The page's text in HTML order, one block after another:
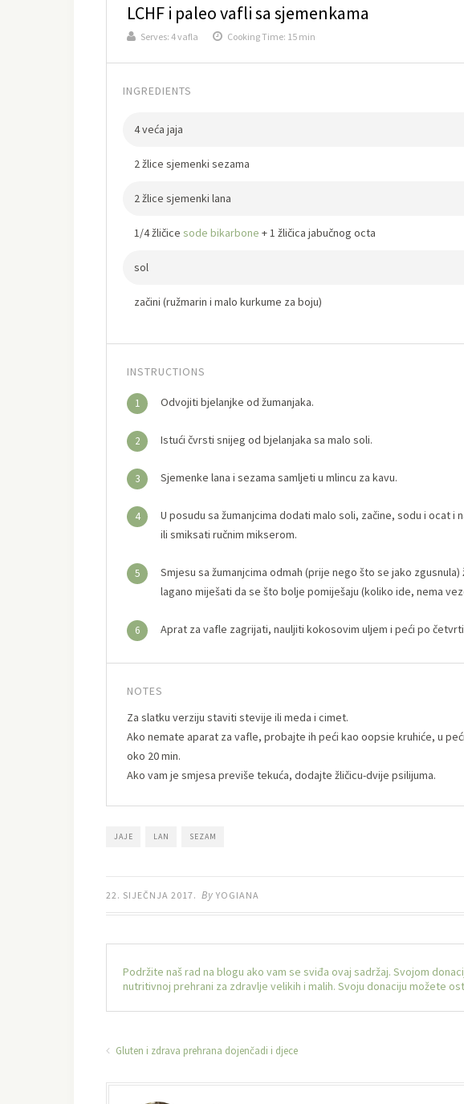
LCHF i paleo vafli sa sjemenkama
Serves: 4 vafla Cooking Time: 15 min
INGREDIENTS
4 veća jaja
2 žlice sjemenki sezama
2 žlice sjemenki lana
1/4 žličice sode bikarbone + 1 žličica jabučnog octa
sol
začini (ružmarin i malo kurkume za boju)
INSTRUCTIONS
1 Odvojiti bjelanjke od žumanjaka.
2 Istući čvrsti snijeg od bjelanjaka sa malo soli.
3 Sjemenke lana i sezama samljeti u mlincu za kavu.
4
U posudu sa žumanjcima dodati malo soli, začine, sodu i ocat i
ili smiksati ručnim mikserom.
5
Smjesu sa žumanjcima odmah (prije nego što se jako
lagano miješati da se što bolje pomiješaju (koliko ide, nema
6 Aprat za vafle zagrijati, nauljiti kokosovim uljem i peći po
NOTES
Za slatku verziju staviti stevije ili meda i cimet.
Ako nemate aparat za vafle, probajte ih peći kao oopsie kruhiće, u
oko 20 min.
Ako vam je smjesa previše tekuća, dodajte žličicu-dvije psilijuma.
JAJE LAN SEZAM
22. SIJEČNJA 2017. By YOGIANA
Podržite naš rad na blogu ako vam se sviđa ovaj sadržaj. Svojom
nutritivnoj prehrani za zdravlje velikih i malih. Svoju donaciju možete
Gluten i zdrava prehrana dojenčadi i djece